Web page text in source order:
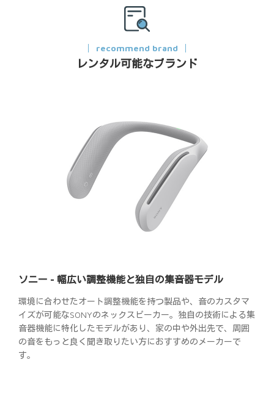
recommend brand
レンタル可能なブランド
ソニー - 幅広い調整機能と独自の集音器モデル
環境に合わせたオート調整機能を持つ製品や、音のカスタマ
イズが可能なSONYのネックスピーカー。独自の技術による集
音器機能に特化したモデルがあり、家の中や外出先で、周囲
の音をもっと良く聞き取りたい方におすすめのメーカーで
す。